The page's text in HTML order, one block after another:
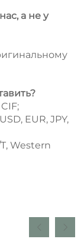
а не у
EUR, JPY,
Western